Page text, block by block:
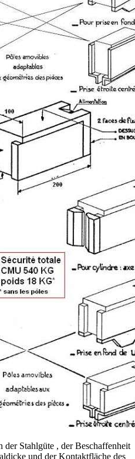
Stahlgüte , der Beschaffenheit
und der Kontaktfläche des